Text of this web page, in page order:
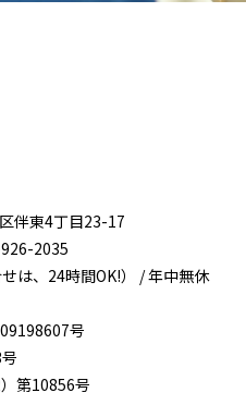
伴東4丁目23-17
2035
は、24時間OK!） / 年中無休
号
第10856号